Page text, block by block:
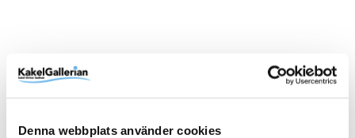
Denna webbplats använder cookiesDuschbyggarna Duschdörr Halv